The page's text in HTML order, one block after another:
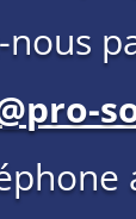
nous